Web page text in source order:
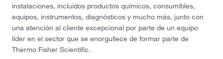
instalaciones, incluidos productos químicos, consumibles,
equipos, instrumentos, diagnósticos y mucho más, junto con
una atención al cliente excepcional por parte de un equipo
líder en el sector que se enorgullece de formar parte de
Thermo Fisher Scientific.